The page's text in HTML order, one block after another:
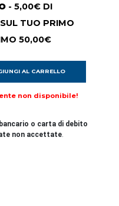
- 5,00€ DI
TUO PRIMO
50,00€
AL CARRELLO
non disponibile!
o carta di debito
non accettate.